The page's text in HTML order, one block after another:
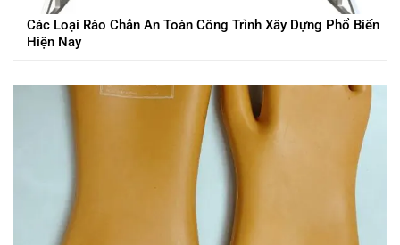
Các Loại Rào Chắn An Toàn Công Trình Xây Dựng Phổ Biến
Hiện Nay